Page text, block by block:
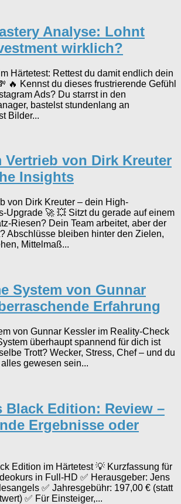
Analyse: Lohnt
wirklich?
Härtetest: Rettest du damit endlich dein
🔥 Kennst du dieses frustrierende Gefühl
Ads? Du starrst in den
bastelst stundenlang an
Bilder...
Vertrieb von Dirk Kreuter
Insights
von Dirk Kreuter – dein High-
Upgrade 🚀 💥 Sitzt du gerade auf einem
Riesen? Dein Team arbeitet, aber der
Abschlüsse bleiben hinter den Zielen,
Mittelmaß...
System von Gunnar
Erfahrung
von Gunnar Kessler im Reality-Check
überhaupt spannend für dich ist
Trott? Wecker, Stress, Chef – und du
gewesen sein...
Black Edition: Review –
Ergebnisse oder
Edition im Härtetest 💡 Kurzfassung für
in Full-HD ✅ Herausgeber: Jens
✅ Jahresgebühr: 197,00 € (statt
✅ Für Einsteiger,...